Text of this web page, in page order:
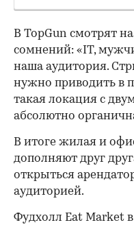
В TopGun смотрят
сомнений: «IT,
наша аудитория.
нужно приводить в
такая локация с
абсолютно
В итоге жилая и
дополняют друг
открыться
аудиторией.
Фудхолл Eat Market